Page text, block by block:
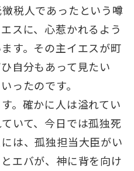
税人であったという噂
スに、心惹かれるよう
す。その主イエスが町
自分もあって見たい
ったのです。
。確かに人は溢れてい
いて、今日では孤独死
は、孤独担当大臣がい
エバが、神に背を向け